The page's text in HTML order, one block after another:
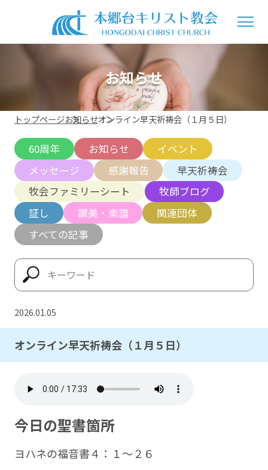
お知らせ
トップページお知らせオンライン早天祈祷会（１月５日）
60周年 お知らせ
イベント
メッセージ
感謝報告
早天祈祷会
牧会ファミリーシート
牧師ブログ
証し
讃美・楽譜
関連団体
すべての記事
2026.01.05
オンライン早天祈祷会（１月５日）
今日の聖書箇所
ヨハネの福音書４：１～２６